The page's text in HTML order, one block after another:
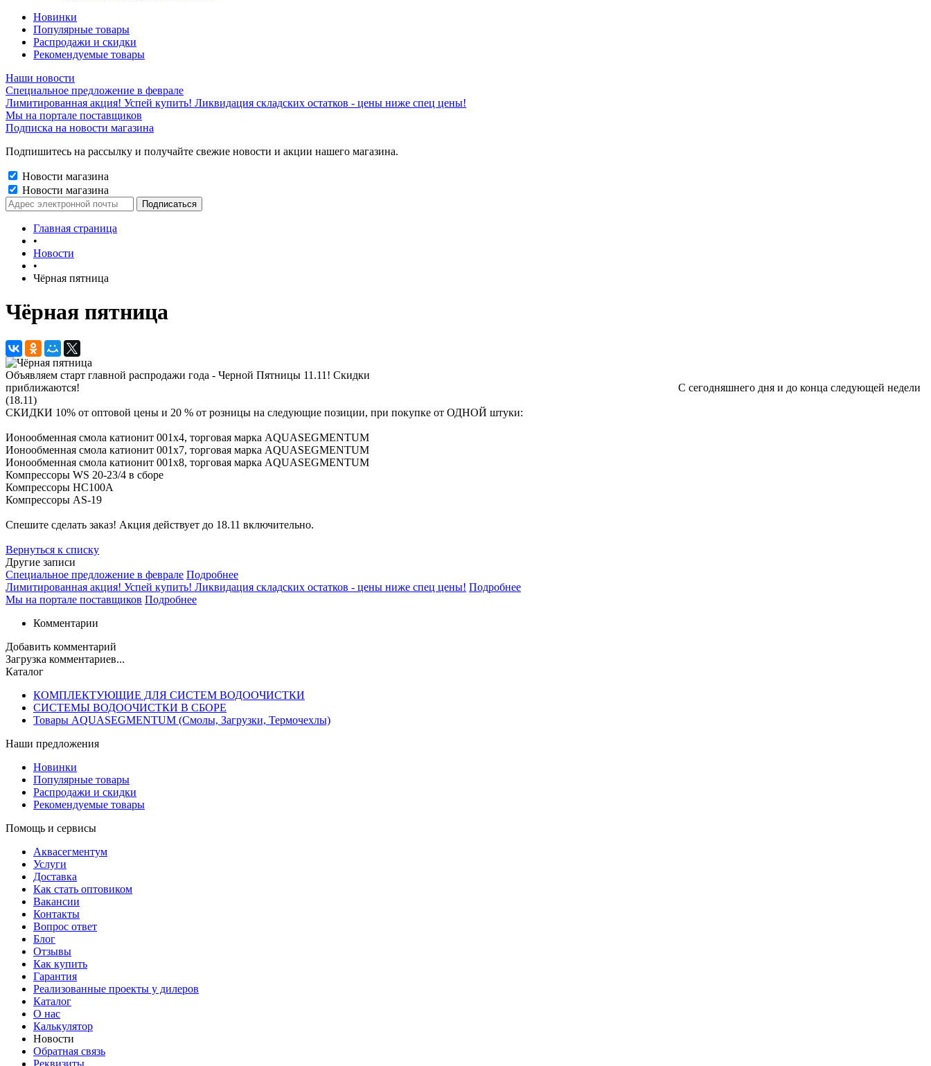
Новинки
Популярные товары
Распродажи и скидки
Рекомендуемые товары
Наши новости
Специальное предложение в феврале
Лимитированная акция! Успей купить! Ликвидация складских остатков - цены ниже спец цены!
Мы на портале поставщиков
Подписка на новости магазина
Подпишитесь на рассылку и получайте свежие новости и акции нашего магазина.
Новости магазина
Новости магазина
Главная страница
•
Новости
•
Чёрная пятница
Чёрная пятница
Объявляем старт главной распродажи года - Черной Пятницы 11.11! Скидки
приближаются! С сегодняшнего дня и до конца следующей недели
(18.11)
СКИДКИ 10% от оптовой цены и 20 % от розницы на следующие позиции, при покупке от ОДНОЙ штуки:
Ионообменная смола катионит 001x4, торговая марка AQUASEGMENTUM
Ионообменная смола катионит 001x7, торговая марка AQUASEGMENTUM
Ионообменная смола катионит 001x8, торговая марка AQUASEGMENTUM
Компрессоры WS 20-23/4 в сборе
Компрессоры НС100А
Компрессоры AS-19
Спешите сделать заказ! Акция действует до 18.11 включительно.
Вернуться к списку
Другие записи
Специальное предложение в феврале Подробнее
Лимитированная акция! Успей купить! Ликвидация складских остатков - цены ниже спец цены! Подробнее
Мы на портале поставщиков Подробнее
Комментарии
Добавить комментарий
Загрузка комментариев...
Каталог
КОМПЛЕКТУЮЩИЕ ДЛЯ СИСТЕМ ВОДООЧИСТКИ
СИСТЕМЫ ВОДООЧИСТКИ В СБОРЕ
Товары AQUASEGMENTUM (Смолы, Загрузки, Термочехлы)
Наши предложения
Новинки
Популярные товары
Распродажи и скидки
Рекомендуемые товары
Помощь и сервисы
Аквасегментум
Услуги
Доставка
Как стать оптовиком
Вакансии
Контакты
Вопрос ответ
Блог
Отзывы
Как купить
Гарантия
Реализованные проекты у дилеров
Каталог
О нас
Калькулятор
Новости
Обратная связь
Реквизиты